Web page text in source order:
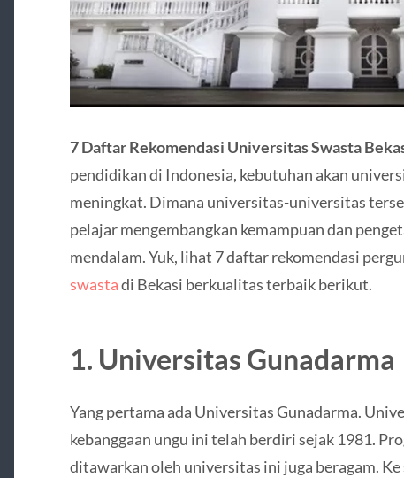
7 Daftar Rekomendasi Universitas Swasta
pendidikan di Indonesia, kebutuhan akan
meningkat. Dimana universitas-universitas
pelajar mengembangkan kemampuan dan
mendalam. Yuk, lihat 7 daftar rekomendasi
swastadi Bekasi berkualitas terbaik berikut.
1. Universitas Gunadarma
Yang pertama ada Universitas Gunadarma.
kebanggaan ungu ini telah berdiri sejak 1981.
ditawarkan oleh universitas ini juga beragam.